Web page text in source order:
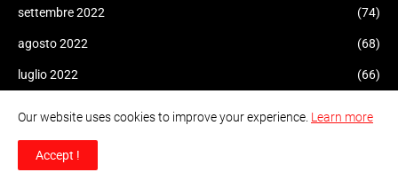
settembre 2022 (74)
agosto 2022 (68)
luglio 2022 (66)
aprile 2022
Our website uses cookies to improve your experience. Learn more
Accept !